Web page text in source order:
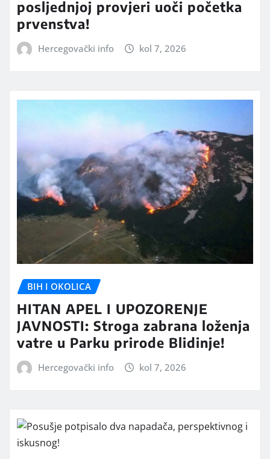
posljednjoj provjeri uoči početka
prvenstva!
Hercegovački info kol 7, 2026
BIH I OKOLICA
HITAN APEL I UPOZORENJE
JAVNOSTI: Stroga zabrana loženja
vatre u Parku prirode Blidinje!
Hercegovački info kol 7, 2026